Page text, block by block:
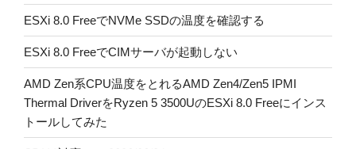
ESXi 8.0 FreeでNVMe SSDの温度を確認する
ESXi 8.0 FreeでCIMサーバが起動しない
AMD Zen系CPU温度をとれるAMD Zen4/Zen5 IPMI
Thermal DriverをRyzen 5 3500UのESXi 8.0 Freeにインス
トールしてみた